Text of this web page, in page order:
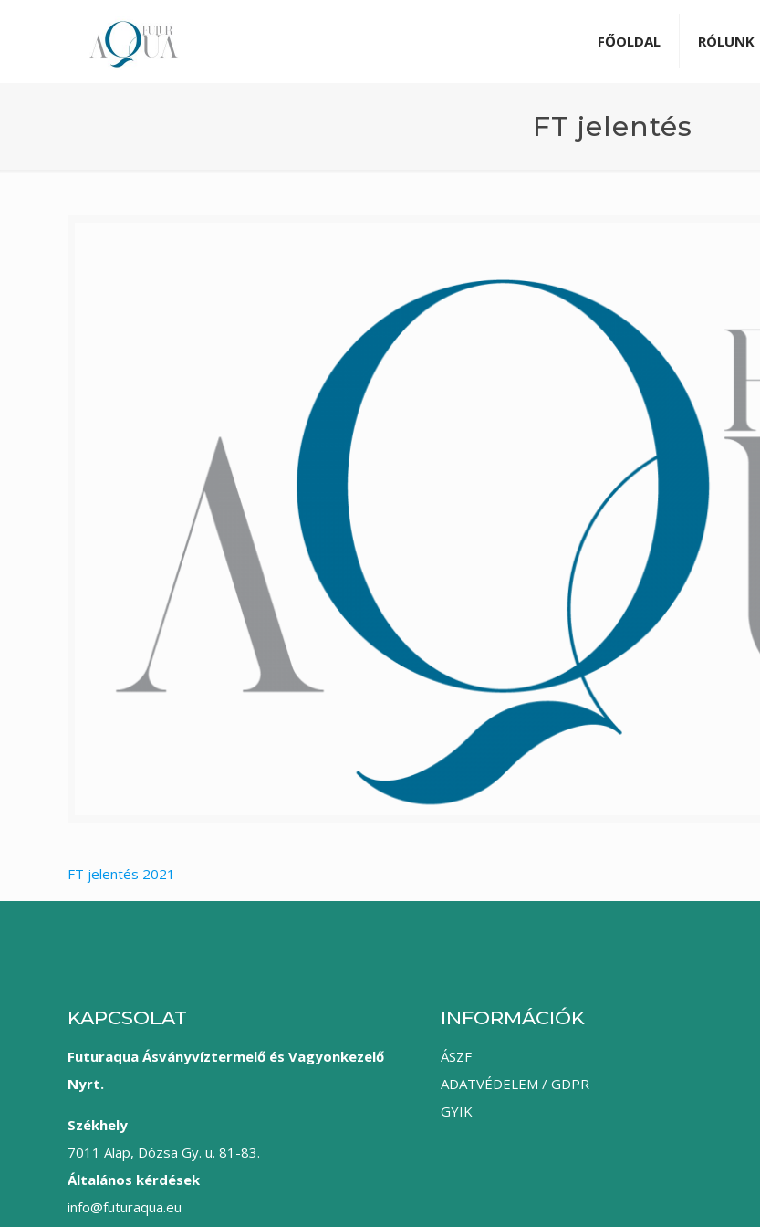
FŐOLDAL RÓLUNK
FT jelentés
FT jelentés 2021
KAPCSOLAT
Futuraqua Ásványvíztermelő és Vagyonkezelő
Nyrt.
Székhely
7011 Alap, Dózsa Gy. u. 81-83.
Általános kérdések
info@futuraqua.eu
INFORMÁCIÓK
ÁSZF
ADATVÉDELEM / GDPR
GYIK